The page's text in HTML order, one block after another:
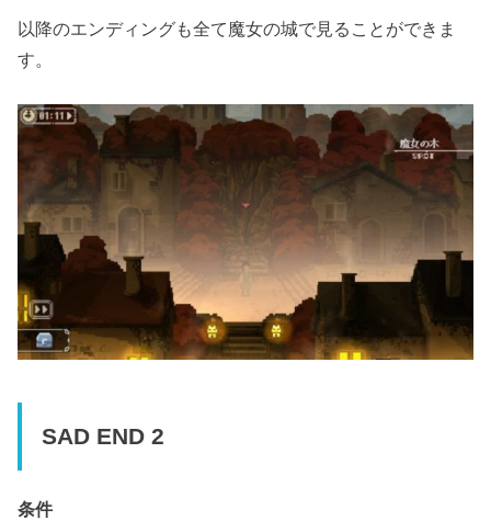
以降のエンディングも全て魔女の城で見ることができま
す。
SAD END 2
条件